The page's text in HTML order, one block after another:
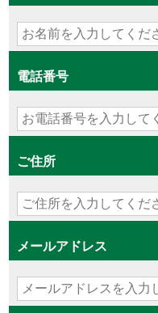
電話番号
ご住所
メールアドレス